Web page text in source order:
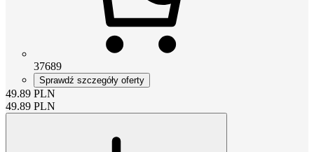
37689
Sprawdź szczegóły oferty
49.89 PLN
49.89 PLN